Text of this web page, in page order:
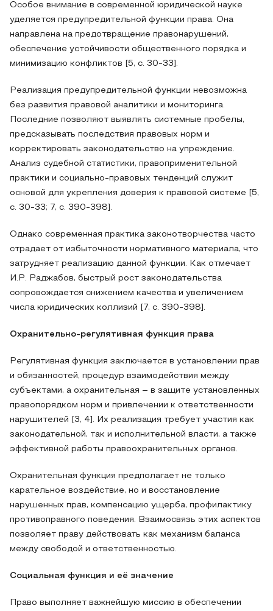
Особое внимание в современной юридической науке
уделяется предупредительной функции права. Она
направлена на предотвращение правонарушений,
обеспечение устойчивости общественного порядка и
минимизацию конфликтов [5, с. 30-33].
Реализация предупредительной функции невозможна
без развития правовой аналитики и мониторинга.
Последние позволяют выявлять системные пробелы,
предсказывать последствия правовых норм и
корректировать законодательство на упреждение.
Анализ судебной статистики, правоприменительной
практики и социально-правовых тенденций служит
основой для укрепления доверия к правовой системе [5,
с. 30-33; 7, с. 390-398].
Однако современная практика законотворчества часто
страдает от избыточности нормативного материала, что
затрудняет реализацию данной функции. Как отмечает
И.Р. Раджабов, быстрый рост законодательства
сопровождается снижением качества и увеличением
числа юридических коллизий [7, с. 390-398].
Охранительно-регулятивная функция права
Регулятивная функция заключается в установлении прав
и обязанностей, процедур взаимодействия между
субъектами, а охранительная – в защите установленных
правопорядком норм и привлечении к ответственности
нарушителей [3, 4]. Их реализация требует участия как
законодательной, так и исполнительной власти, а также
эффективной работы правоохранительных органов.
Охранительная функция предполагает не только
карательное воздействие, но и восстановление
нарушенных прав, компенсацию ущерба, профилактику
противоправного поведения. Взаимосвязь этих аспектов
позволяет праву действовать как механизм баланса
между свободой и ответственностью.
Социальная функция и её значение
Право выполняет важнейшую миссию в обеспечении